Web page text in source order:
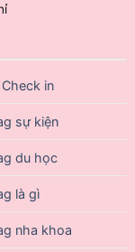
in
sự kiện
du học
là gì
nha khoa